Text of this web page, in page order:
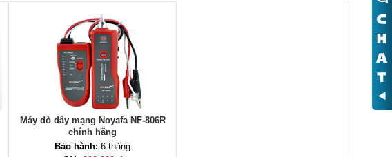
Máy dò dây mạng Noyafa NF-806R
chính hãng
Bảo hành: 6 tháng